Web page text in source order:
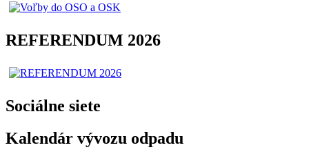
REFERENDUM 2026
Sociálne siete
Kalendár vývozu odpadu